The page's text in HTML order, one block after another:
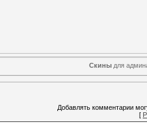
Скины для
Добавлять комментарии
[